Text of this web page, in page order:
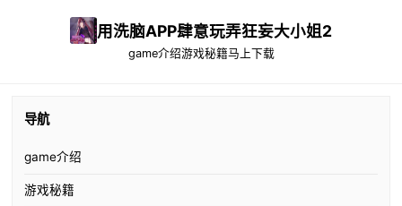
用洗脑APP肆意玩弄狂妄大小姐2
game介绍游戏秘籍马上下载
导航
game介绍
游戏秘籍